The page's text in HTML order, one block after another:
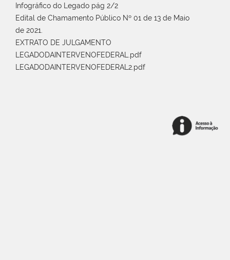
Infográfico do Legado pág 2/2
Edital de Chamamento Público Nº 01 de 13 de Maio
de 2021.
EXTRATO DE JULGAMENTO
LEGADODAINTERVENOFEDERAL.pdf
LEGADODAINTERVENOFEDERAL2.pdf